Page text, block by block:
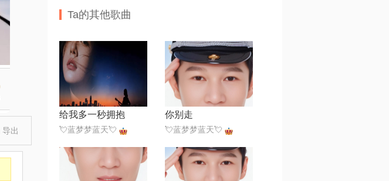
导出
Ta的其他歌曲
给我多一秒拥抱
💘蓝梦梦蓝天💘
你别走
💘蓝梦梦蓝天💘